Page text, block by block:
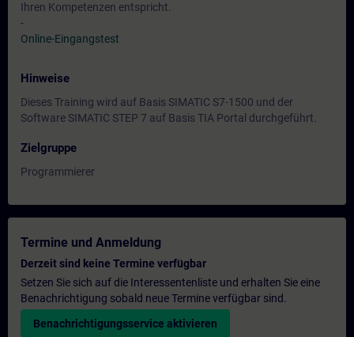
Ihren Kompetenzen entspricht.
-
Online-Eingangstest
Hinweise
Dieses Training wird auf Basis SIMATIC S7-1500 und der
Software SIMATIC STEP 7 auf Basis TIA Portal durchgeführt.
Zielgruppe
Programmierer
Termine und Anmeldung
Derzeit sind keine Termine verfügbar
Setzen Sie sich auf die Interessentenliste und erhalten Sie eine
Benachrichtigung sobald neue Termine verfügbar sind.
Benachrichtigungsservice aktivieren